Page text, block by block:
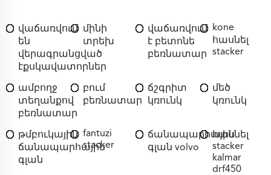
վաճառվում
են
վերագրանցված
էքսկավատորներ
մինի
տրեխ
վաճառվում
է բետոնե
բեռնատար
kone
հասնել
stacker
ամբողջ
տեղանքով
բեռնատար
բում
բեռնատար
ճշգրիտ
կռունկ
մեծ
կռունկ
թմբուկային
ճանապարհային
գլան
fantuzi
stacker
ճանապարհային
գլան volvo
հասնել
stacker
kalmar
drf450